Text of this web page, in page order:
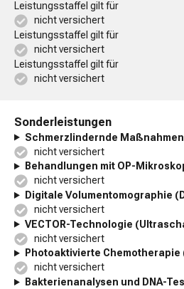
Leistungsstaffel gilt für
nicht versichert
Leistungsstaffel gilt für
nicht versichert
Leistungsstaffel gilt für
nicht versichert
Sonderleistungen
Schmerzlindernde Maßnahmen
nicht versichert
Behandlungen mit OP-
nicht versichert
Digitale Volumentomographie
nicht versichert
VECTOR-Technologie
nicht versichert
Photoaktivierte Chemotherapie
nicht versichert
Bakterienanalysen und DNA-